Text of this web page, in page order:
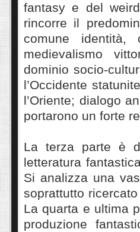
fantasy e del
rincorre il
comune
medievalismo
dominio socio-
l’Occidente
l’Oriente; dialogo
portarono un forte
La terza parte è
letteratura
Si analizza una
soprattutto
La quarta e ultima
produzione